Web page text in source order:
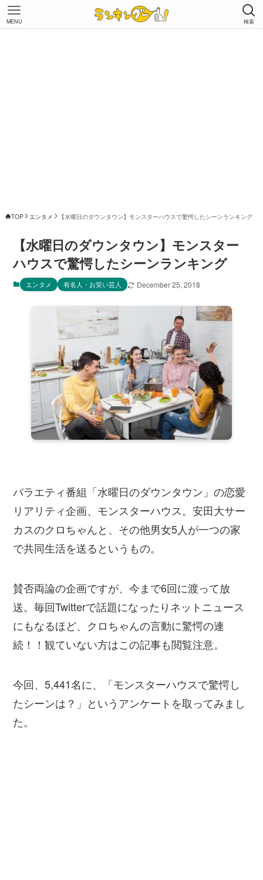
検索
MENU
TOP エンタメ 【水曜日のダウンタウン】モンスターハウスで驚愕したシーンランキング
【水曜日のダウンタウン】モンスター
ハウスで驚愕したシーンランキング
エンタメ 有名人・お笑い芸人 December 25, 2018
バラエティ番組「水曜日のダウンタウン」の恋愛
リアリティ企画、モンスターハウス。安田大サー
カスのクロちゃんと、その他男女5人が一つの家
で共同生活を送るというもの。
賛否両論の企画ですが、今まで6回に渡って放
送。毎回Twitterで話題になったりネットニュース
にもなるほど、クロちゃんの言動に驚愕の連
続！！観ていない方はこの記事も閲覧注意。
今回、5,441名に、「モンスターハウスで驚愕し
たシーンは？」というアンケートを取ってみまし
た。